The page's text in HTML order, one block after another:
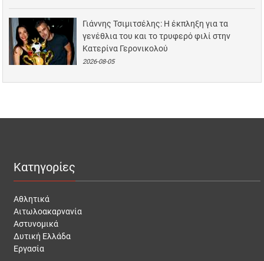
Γιάννης Τσιμιτσέλης: Η έκπληξη για τα
γενέθλια του και το τρυφερό φιλί στην
Κατερίνα Γερονικολού
2026-08-05
Κατηγορίες
Αθλητικά
Αιτωλοακαρνανία
Αστυνομικά
Δυτική Ελλάδα
Εργασία